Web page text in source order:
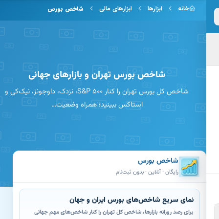
به محتوای اصلی
خانه ابزارها ابزارهای مالی شاخص بورس
شاخص بورس تهران و بازارهای جهانی
شاخص کل بورس تهران را کنار S&P 500، نزدک، داوجونز، نیک‌کی و
استاکس ببینید؛ همراه وضعیت…
شاخص بورس
رایگان · آنلاین · بدون ثبت‌نام
نمای سریع شاخص‌های بورس ایران و جهان
برای رصد روزانه بازارها، شاخص کل تهران را کنار شاخص‌های مهم جهانی